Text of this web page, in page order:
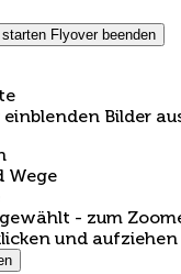
Flyover beenden
einblenden Bilder
Wege
- zum
und aufziehen